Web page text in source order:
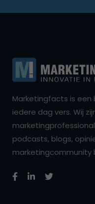
Marketingfacts is een
iedere dag vers. Wij
podcasts, blogs,
marketingcommunity